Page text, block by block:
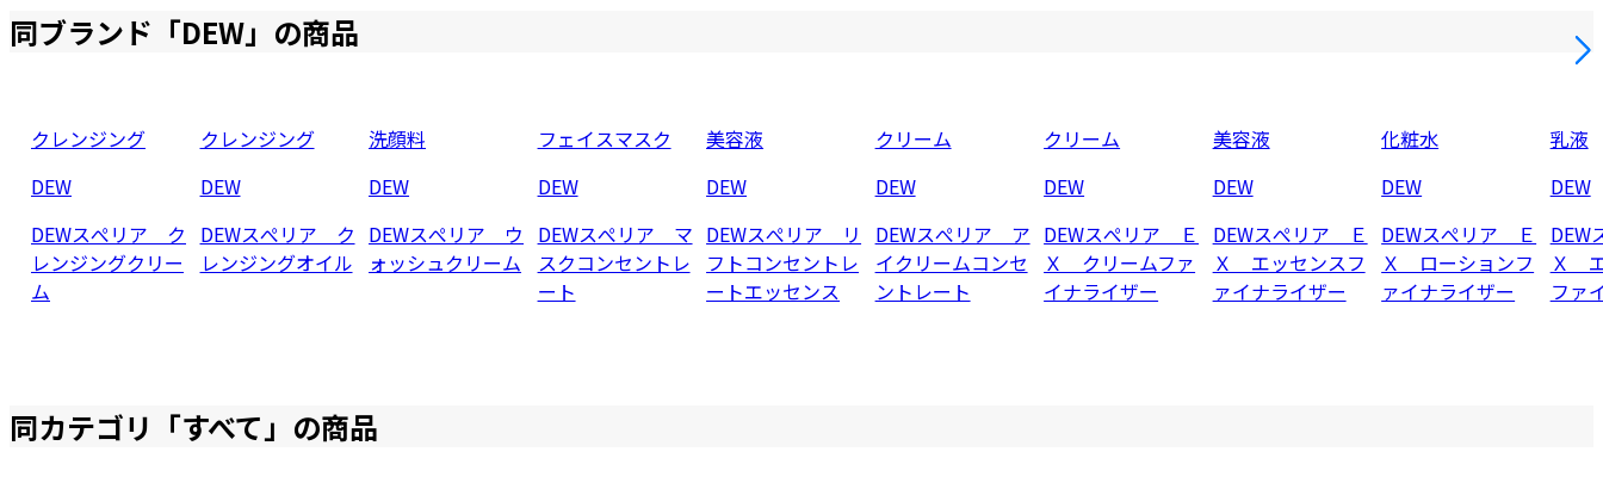
同ブランド「DEW」の商品
クレンジング
DEW
DEWスぺリア ク
レンジングクリー
ム
クレンジング
DEW
DEWスぺリア ク
レンジングオイル
洗顔料
DEW
DEWスぺリア ウ
ォッシュクリーム
フェイスマスク
DEW
DEWスぺリア マ
スクコンセントレ
ート
美容液
DEW
DEWスぺリア リ
フトコンセントレ
ートエッセンス
クリーム
DEW
DEWスぺリア ア
イクリームコンセ
ントレート
クリーム
DEW
DEWスぺリア Ｅ
Ｘ クリームファ
イナライザー
美容液
DEW
DEWスぺリア Ｅ
Ｘ エッセンスフ
ァイナライザー
化粧水
DEW
DEWスぺリア Ｅ
Ｘ ローションフ
ァイナライザー
乳液
DEW
Ｘ
ファ
同カテゴリ「すべて 」の商品